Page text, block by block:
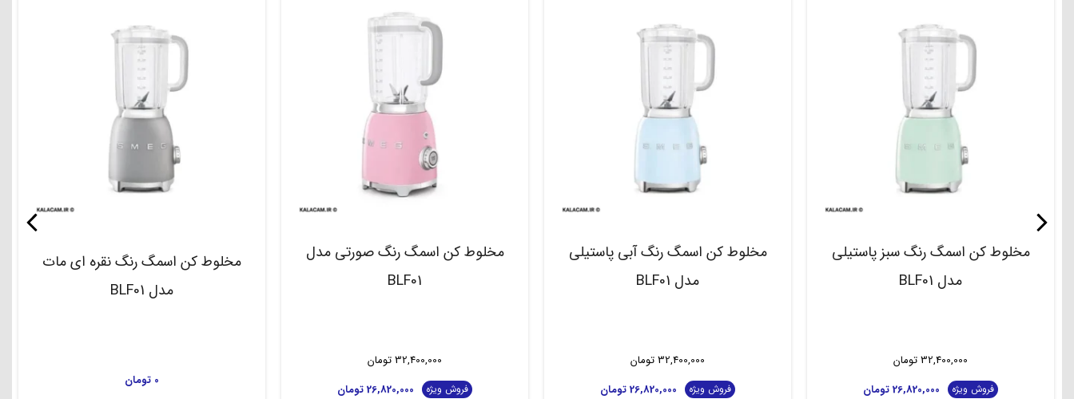
مخلوط کن اسمگ رنگ سبز پاستیلی
مدل BLF01
32,400,000تومان
فروش ویژه 26,820,000تومان
مخلوط کن اسمگ رنگ آبی پاستیلی
مدل BLF01
32,400,000تومان
فروش ویژه 26,820,000تومان
مخلوط کن اسمگ رنگ صورتی مدل
BLF01
32,400,000تومان
فروش ویژه 26,820,000تومان
مخلوط کن اسمگ رنگ نقره ای مات
مدل BLF01
0 تومان